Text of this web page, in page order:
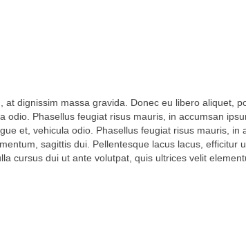
dignissim massa gravida. Donec eu libero aliquet,
Phasellus feugiat risus mauris, in accumsan
et, vehicula odio. Phasellus feugiat risus mauris,
sagittis dui. Pellentesque lacus lacus, efficitur
cursus dui ut ante volutpat, quis ultrices velit